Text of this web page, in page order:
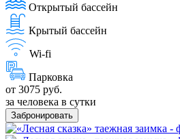
Открытый бассейн
Крытый бассейн
Wi-fi
Парковка
от 3075 руб.
за человека в сутки
Забронировать